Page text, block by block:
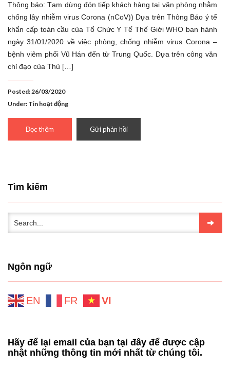
Thông báo: Tạm dừng đón tiếp khách hàng tại văn phòng nhằm
chống lây nhiễm virus Corona (nCoV)) Dựa trên Thông Báo ý tế
khẩn cấp toàn cầu của Tổ Chức Y Tế Thế Giới WHO ban hành
ngày 31/01/2020 về việc phòng, chống nhiễm virus Corona –
bệnh viêm phổi Vũ Hán đến từ Trung Quốc. Dựa trên công văn
chỉ đạo của Thủ […]
Posted: 26/03/2020
Under: Tin hoạt động
Đọc thêm Gửi phản hồi
Tìm kiếm
Ngôn ngữ
EN FR VI
Hãy để lại email của bạn tại đây để được cập
nhật những thông tin mới nhất từ chúng tôi.